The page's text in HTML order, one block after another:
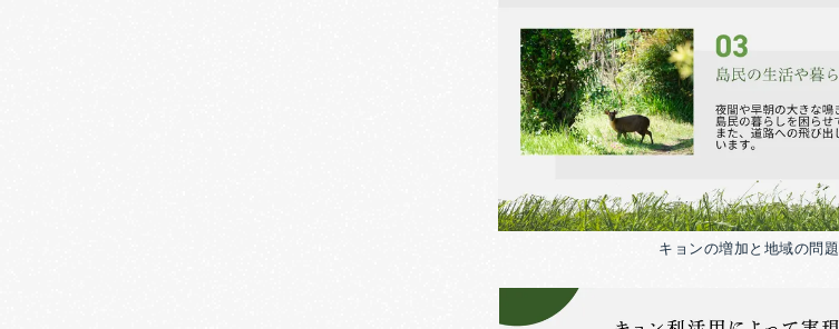
キョンの増加と地域の問題